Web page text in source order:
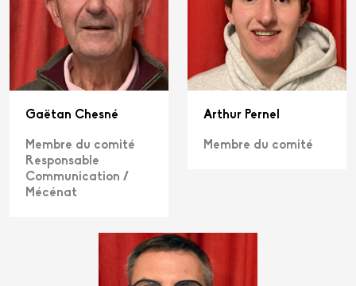
Gaëtan Chesné
Membre du comité
Responsable
Communication /
Mécénat
Arthur Pernel
Membre du comité